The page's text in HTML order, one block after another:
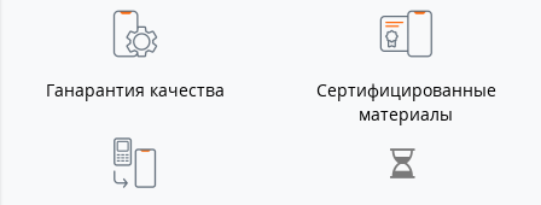
Ганарантия качества
Сертифицированные
материалы